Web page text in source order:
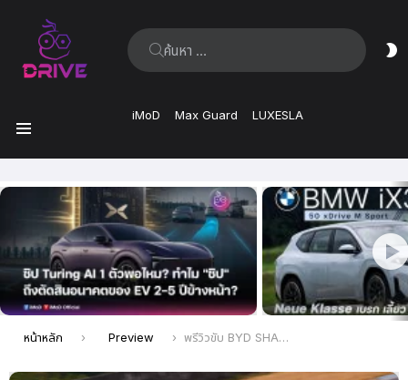
ค้นหา:
iMoD Max Guard LUXESLA
ล่าสุด
คุณอยู่ที่นี่:
หน้าหลัก Preview พรีวิวขับ BYD SHARK 6 DM-O ในสนามพีระเซอร์กิต พัทยา พร้อมสเปคเบื้องต้น